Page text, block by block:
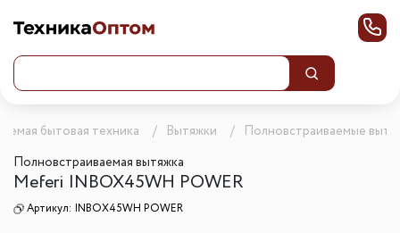
бытовая техника Вытяжки
Полновстраиваемые
Полновстраиваемая вытяжка
Meferi INBOX45WH POWER
Артикул: INBOX45WH POWER